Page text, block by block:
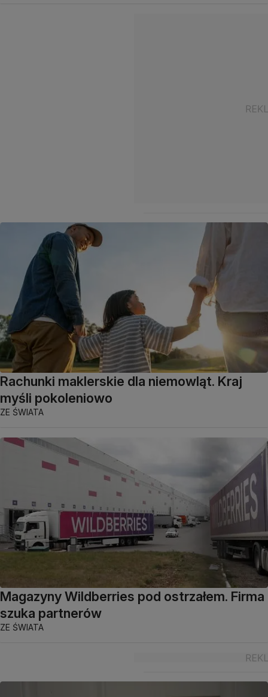
Rachunki maklerskie dla niemowląt. Kraj
myśli pokoleniowo
ZE ŚWIATA
Magazyny Wildberries pod ostrzałem. Firma
szuka partnerów
ZE ŚWIATA